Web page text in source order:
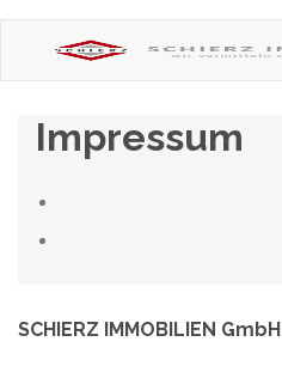
Impressum
SCHIERZ IMMOBILIEN GmbH